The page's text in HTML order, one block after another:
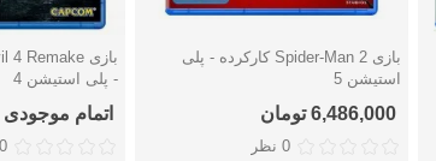
دوست داشتنبازی Spider-Man 2 کارکرده - پلی
استیشن 5
6,486,000 تومان
0 نظر
دوست
- پلی استیشن 4
اتمام موجودی
0 نظر